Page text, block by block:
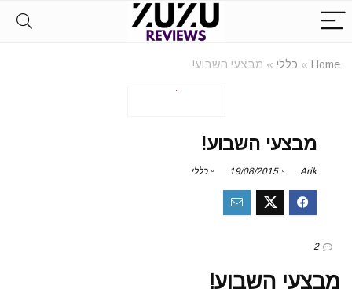
Home
» כללי » מבצעי השבוע!
מבצעי השבוע!
Arik
19/08/2015 כללי
2
מבצעי השבוע!